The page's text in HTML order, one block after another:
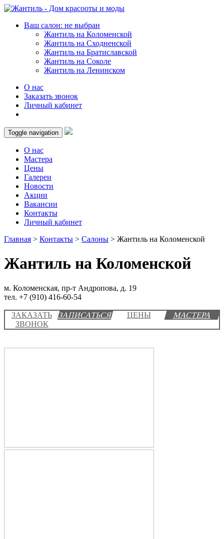
Ваш салон: не выбран
Жантиль на Коломенской
Жантиль на Сходненской
Жантиль на Братиславской
Жантиль на Соколе
Жантиль на Ленинском
О нас
Заказать звонок
Личный кабинет
Toggle navigation
О нас
Мастера
Цены
Галереи
Новости
Акции
Вакансии
Контакты
Личный кабинет
Главная > Контакты > Салоны > Жантиль на Коломенской
Жантиль на Коломенской
м. Коломенская, пр-т Андропова, д. 19
тел. +7 (910) 416-60-54
ЗАКАЗАТЬ
ЗВОНОК
ЗАПИСАТЬСЯ ЦЕНЫ МАСТЕРА